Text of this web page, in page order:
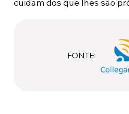
cuidam dos que lhes são
FONTE: